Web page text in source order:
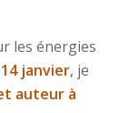
les énergies
janvier, je
auteur à